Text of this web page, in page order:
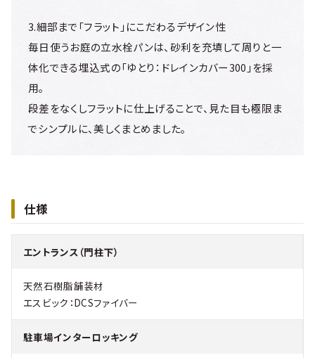
3.細部まで「フラット」にこだわるデザイン性
毎日使うお庭の立水栓パンは、砂利を充填して周りと一
体化できる埋込式の「ゆとり：ドレインカバー300」を採
用。
段差をなくしフラットに仕上げることで、見た目も極限ま
でシンプルに、美しくまとめました。
仕様
エントランス（門柱下）
天然石樹脂舗装材
エスビック：DCSファイバー
駐車場インターロッキング